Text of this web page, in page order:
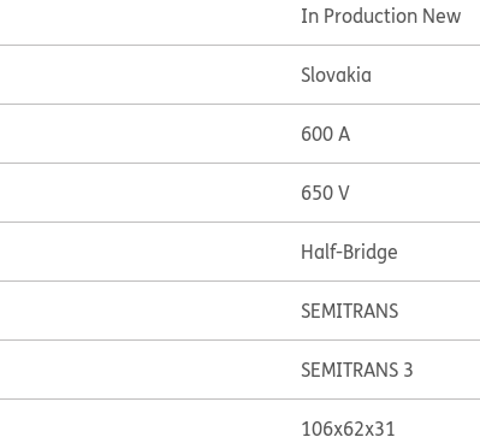
In Production New
Slovakia
600 A
650 V
Half-Bridge
SEMITRANS
SEMITRANS 3
106x62x31